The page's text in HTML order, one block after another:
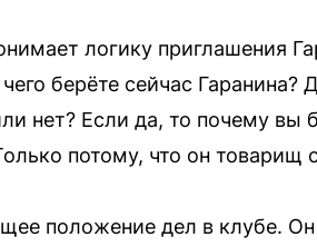
логику приглашения
берёте сейчас
нет? Если да, то почему вы
потому, что он товарищ
положение дел в клубе.